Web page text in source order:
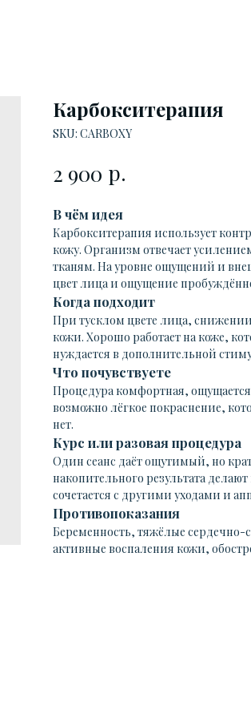
Карбокситерапия
SKU: CARBOXY
2 900 р.
В чём идея
Карбокситерапия использует
кожу. Организм отвечает
тканям. На уровне ощущений и
цвет лица и ощущение
Когда подходит
При тусклом цвете лица, снижении
кожи. Хорошо работает на коже,
нуждается в дополнительной
Что почувствуете
Процедура комфортная, ощущается
возможно лёгкое покраснение,
нет.
Курс или разовая процедура
Один сеанс даёт ощутимый, но
накопительного результата
сочетается с другими уходами и
Противопоказания
Беременность, тяжёлые сердечно-
активные воспаления кожи,